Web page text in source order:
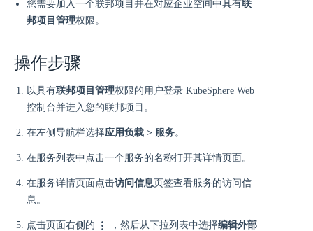
您需要加入一个联邦项目并在对应企业空间中具有联
邦项目管理权限。
操作步骤
以具有联邦项目管理权限的用户登录 KubeSphere Web
控制台并进入您的联邦项目。
在左侧导航栏选择应用负载 > 服务。
在服务列表中点击一个服务的名称打开其详情页面。
在服务详情页面点击访问信息页签查看服务的访问信
息。
点击页面右侧的 ，然后从下拉列表中选择编辑外部